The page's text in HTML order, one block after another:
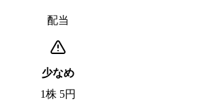
配当
少なめ
1株 5円